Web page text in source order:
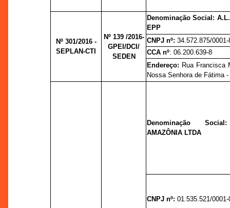
Nº 301/2016 -
SEPLAN-CTI
Nº 139 /2016-
GPEI/DCI/
SEDEN
Denominação Social:
EPP
CNPJ nº:34.572.875/0001-
CCA nº: 06.200.639-8
Endereço: Rua Francisca
Nossa Senhora de Fátima
Denominação
AMAZÔNIA LTDA
CNPJ nº:01.535.521/0001-